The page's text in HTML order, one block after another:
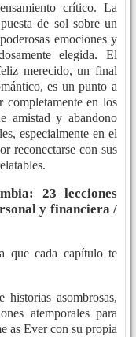
crítico. La
de sol sobre un
emociones y
elegida. El
merecido, un final
es un punto a
completamente en los
amistad y abandono
especialmente en el
reconectarse con sus
23 lecciones
y financiera /
que cada capítulo te
asombrosas,
atemporales para
as Ever con su propia